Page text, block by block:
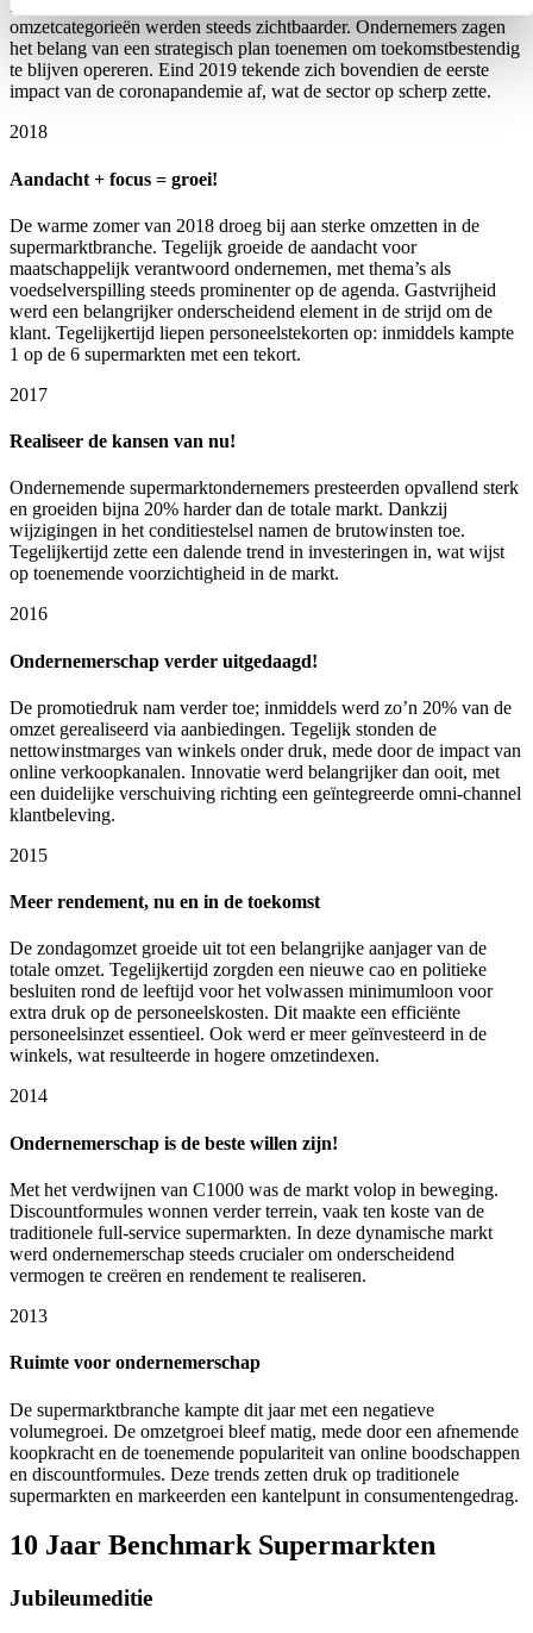
De verschillen in prestaties tussen supermarkten in diverse
omzetcategorieën werden steeds zichtbaarder. Ondernemers zagen
het belang van een strategisch plan toenemen om toekomstbestendig
te blijven opereren. Eind 2019 tekende zich bovendien de eerste
impact van de coronapandemie af, wat de sector op scherp zette.
2018
Aandacht + focus = groei!
De warme zomer van 2018 droeg bij aan sterke omzetten in de
supermarktbranche. Tegelijk groeide de aandacht voor
maatschappelijk verantwoord ondernemen, met thema’s als
voedselverspilling steeds prominenter op de agenda. Gastvrijheid
werd een belangrijker onderscheidend element in de strijd om de
klant. Tegelijkertijd liepen personeelstekorten op: inmiddels kampte
1 op de 6 supermarkten met een tekort.
2017
Realiseer de kansen van nu!
Ondernemende supermarktondernemers presteerden opvallend sterk
en groeiden bijna 20% harder dan de totale markt. Dankzij
wijzigingen in het conditiestelsel namen de brutowinsten toe.
Tegelijkertijd zette een dalende trend in investeringen in, wat wijst
op toenemende voorzichtigheid in de markt.
2016
Ondernemerschap verder uitgedaagd!
De promotiedruk nam verder toe; inmiddels werd zo’n 20% van de
omzet gerealiseerd via aanbiedingen. Tegelijk stonden de
nettowinstmarges van winkels onder druk, mede door de impact van
online verkoopkanalen. Innovatie werd belangrijker dan ooit, met
een duidelijke verschuiving richting een geïntegreerde omni-channel
klantbeleving.
2015
Meer rendement, nu en in de toekomst
De zondagomzet groeide uit tot een belangrijke aanjager van de
totale omzet. Tegelijkertijd zorgden een nieuwe cao en politieke
besluiten rond de leeftijd voor het volwassen minimumloon voor
extra druk op de personeelskosten. Dit maakte een efficiënte
personeelsinzet essentieel. Ook werd er meer geïnvesteerd in de
winkels, wat resulteerde in hogere omzetindexen.
2014
Ondernemerschap is de beste willen zijn!
Met het verdwijnen van C1000 was de markt volop in beweging.
Discountformules wonnen verder terrein, vaak ten koste van de
traditionele full-service supermarkten. In deze dynamische markt
werd ondernemerschap steeds crucialer om onderscheidend
vermogen te creëren en rendement te realiseren.
2013
Ruimte voor ondernemerschap
De supermarktbranche kampte dit jaar met een negatieve
volumegroei. De omzetgroei bleef matig, mede door een afnemende
koopkracht en de toenemende populariteit van online boodschappen
en discountformules. Deze trends zetten druk op traditionele
supermarkten en markeerden een kantelpunt in consumentengedrag.
10 Jaar Benchmark Supermarkten
Jubileumeditie